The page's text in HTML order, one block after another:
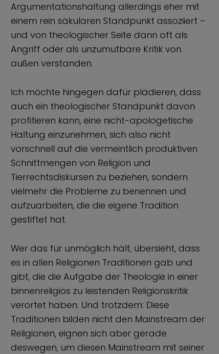
Argumentationshaltung allerdings eher mit
einem rein säkularen Standpunkt assoziiert –
und von theologischer Seite dann oft als
Angriff oder als unzumutbare Kritik von
außen verstanden.
Ich möchte hingegen dafür plädieren, dass
auch ein theologischer Standpunkt davon
profitieren kann, eine nicht-apologetische
Haltung einzunehmen, sich also nicht
vorschnell auf die vermeintlich produktiven
Schnittmengen von Religion und
Tierrechtsdiskursen zu beziehen, sondern
vielmehr die Probleme zu benennen und
aufzuarbeiten, die die eigene Tradition
gestiftet hat.
Wer das für unmöglich hält, übersieht, dass
es in allen Religionen Traditionen gab und
gibt, die die Aufgabe der Theologie in einer
binnenreligiös zu leistenden Religionskritik
verortet haben. Und trotzdem: Diese
Traditionen bilden nicht den Mainstream der
Religionen, eignen sich aber gerade
deswegen, um diesen Mainstream mit seiner